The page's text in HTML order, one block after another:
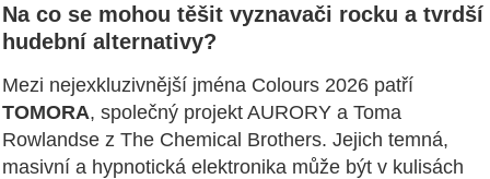
Na co se mohou těšit vyznavači rocku a tvrdší
hudební alternativy?
Mezi nejexkluzivnější jména Colours 2026 patří
TOMORA, společný projekt AURORY a Toma
Rowlandse z The Chemical Brothers. Jejich temná,
masivní a hypnotická elektronika může být v kulisách